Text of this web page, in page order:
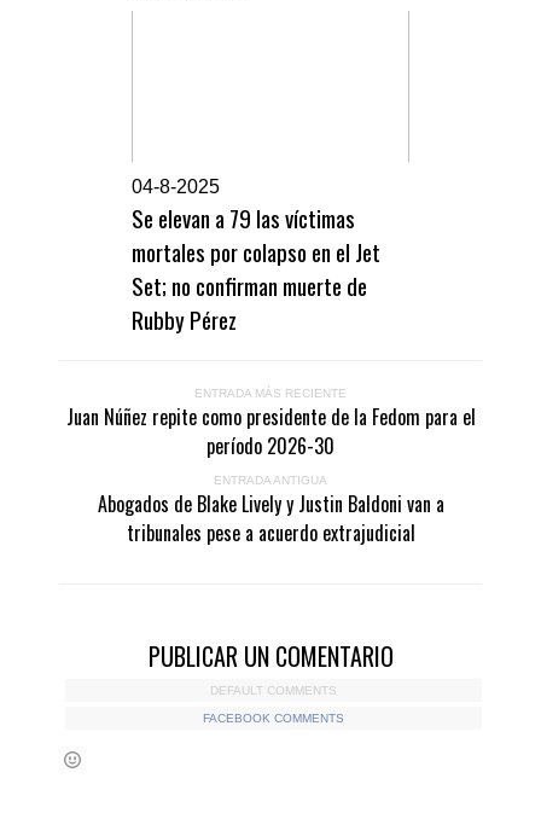
04-8-2025
Se elevan a 79 las víctimas
mortales por colapso en el Jet
Set; no confirman muerte de
Rubby Pérez
ENTRADA MÁS RECIENTE
Juan Núñez repite como presidente de la Fedom para el
período 2026-30
ENTRADA ANTIGUA
Abogados de Blake Lively y Justin Baldoni van a
tribunales pese a acuerdo extrajudicial
PUBLICAR UN COMENTARIO
DEFAULT COMMENTS
FACEBOOK COMMENTS